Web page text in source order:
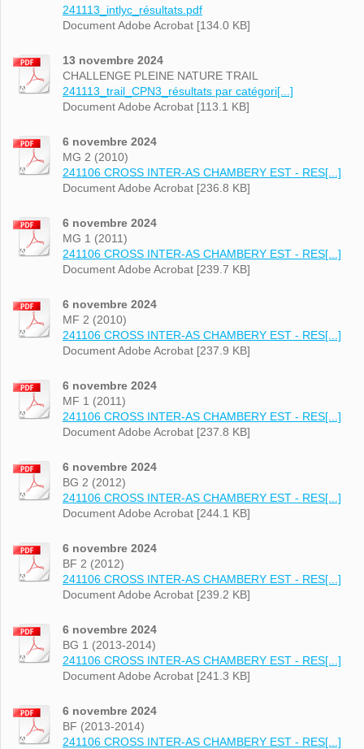
241113_intlyc_résultats.pdf
Document Adobe Acrobat [134.0 KB]
13 novembre 2024
CHALLENGE PLEINE NATURE TRAIL
241113_trail_CPN3_résultats par catégori[...]
Document Adobe Acrobat [113.1 KB]
6 novembre 2024
MG 2 (2010)
241106 CROSS INTER-AS CHAMBERY EST - RES[...]
Document Adobe Acrobat [236.8 KB]
6 novembre 2024
MG 1 (2011)
241106 CROSS INTER-AS CHAMBERY EST - RES[...]
Document Adobe Acrobat [239.7 KB]
6 novembre 2024
MF 2 (2010)
241106 CROSS INTER-AS CHAMBERY EST - RES[...]
Document Adobe Acrobat [237.9 KB]
6 novembre 2024
MF 1 (2011)
241106 CROSS INTER-AS CHAMBERY EST - RES[...]
Document Adobe Acrobat [237.8 KB]
6 novembre 2024
BG 2 (2012)
241106 CROSS INTER-AS CHAMBERY EST - RES[...]
Document Adobe Acrobat [244.1 KB]
6 novembre 2024
BF 2 (2012)
241106 CROSS INTER-AS CHAMBERY EST - RES[...]
Document Adobe Acrobat [239.2 KB]
6 novembre 2024
BG 1 (2013-2014)
241106 CROSS INTER-AS CHAMBERY EST - RES[...]
Document Adobe Acrobat [241.3 KB]
6 novembre 2024
BF (2013-2014)
241106 CROSS INTER-AS CHAMBERY EST - RES[...]